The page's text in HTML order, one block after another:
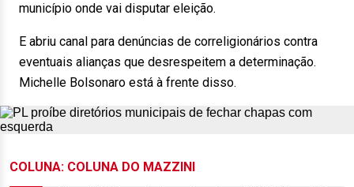
COLUNA: COLUNA DO MAZZINI
município onde vai disputar eleição.
E abriu canal para denúncias de correligionários contra
eventuais alianças que desrespeitem a determinação.
Michelle Bolsonaro está à frente disso.